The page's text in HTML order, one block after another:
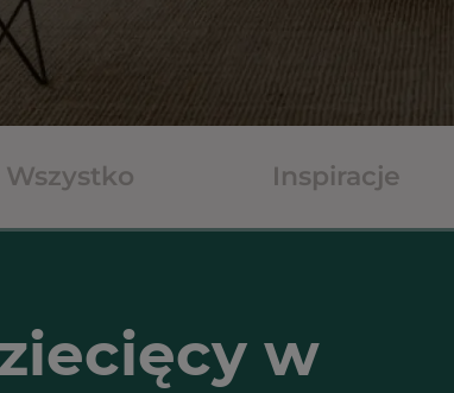
Wszystko Inspiracje
w